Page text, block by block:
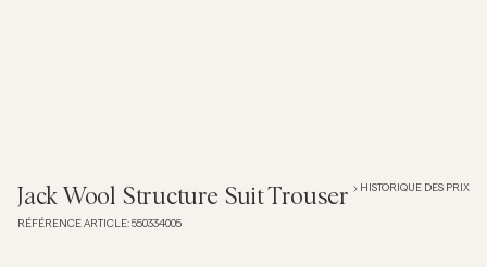
Chemises
Jack Wool Structure Suit Trouser
RÉFÉRENCE ARTICLE: 550334005
HISTORIQUE DES PRIX